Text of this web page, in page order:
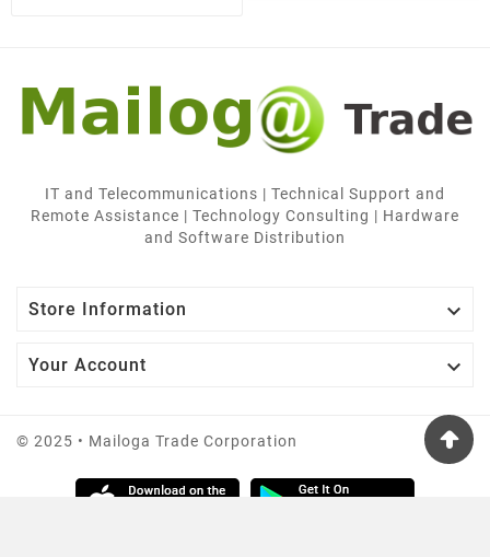
IT and Telecommunications | Technical Support and
Remote Assistance | Technology Consulting | Hardware
and Software Distribution
Store Information 
Your Account 
© 2025 • Mailoga Trade Corporation